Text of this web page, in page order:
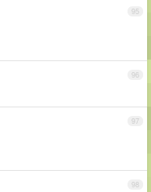
95
96
97
98